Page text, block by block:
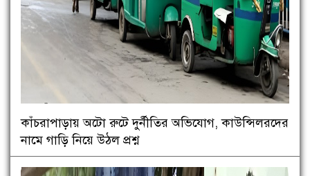
কাঁচরাপাড়ায় অটো রুটে দুর্নীতির অভিযোগ, কাউন্সিলরদের
নামে গাড়ি নিয়ে উঠল প্রশ্ন